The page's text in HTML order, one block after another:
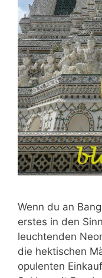
Wenn du an
erstes in den
leuchtenden
die hektischen
opulenten